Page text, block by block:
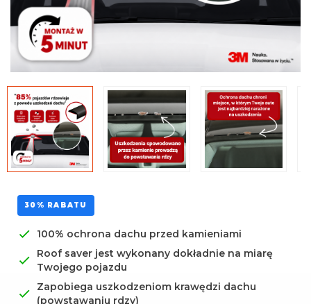
30% RABATU
100% ochrona dachu przed kamieniami
Roof saver jest wykonany dokładnie na miarę
Twojego pojazdu
Zapobiega uszkodzeniom krawędzi dachu
(powstawaniu rdzy)
Uniwersalna środkowa
mata